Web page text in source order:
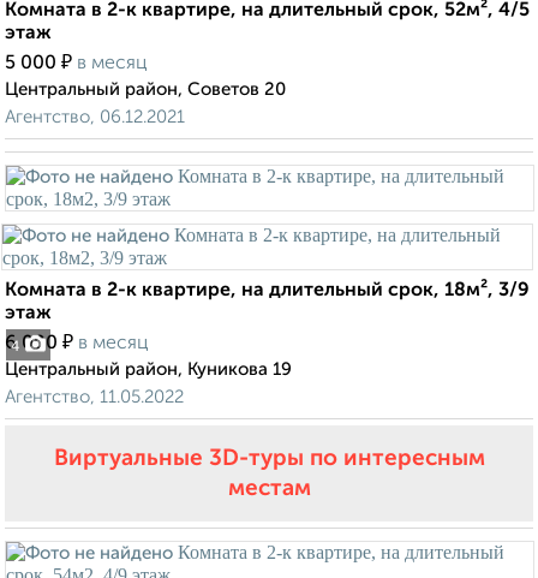
Комната в 2-к квартире, на длительный срок, 52м², 4/5
этаж
5 000 ₽ в месяц
Центральный район, Советов 20
Агентство, 06.12.2021
4
Комната в 2-к квартире, на длительный срок, 18м², 3/9
этаж
6 000 ₽ в месяц
Центральный район, Куникова 19
Агентство, 11.05.2022
Виртуальные 3D-туры по интересным
местам